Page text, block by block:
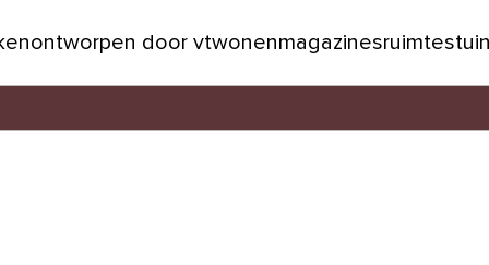
ontworpen door vtwonenmagazinesruimtestuin